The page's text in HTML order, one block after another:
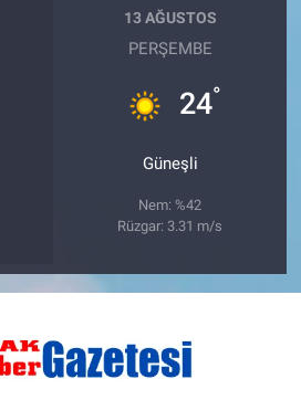
13 AĞUSTOS
PERŞEMBE
24°
Güneşli
Nem: %42
Rüzgar: 3.31 m/s